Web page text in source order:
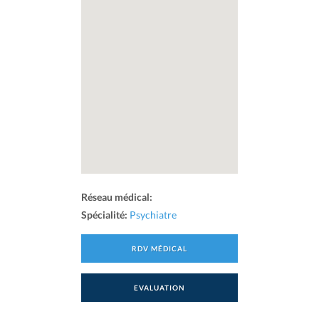
Réseau médical:
Spécialité: Psychiatre
RDV MÉDICAL
EVALUATION